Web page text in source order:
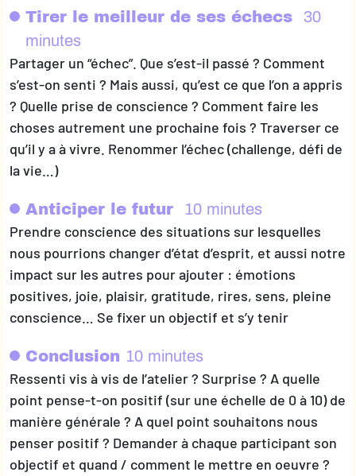
Tirer le meilleur de ses échecs 30
minutes
Partager un “échec”. Que s’est-il passé ? Comment
s’est-on senti ? Mais aussi, qu’est ce que l’on a appris
? Quelle prise de conscience ? Comment faire les
choses autrement une prochaine fois ? Traverser ce
qu’il y a à vivre. Renommer l’échec (challenge, défi de
la vie…)
Anticiper le futur 10 minutes
Prendre conscience des situations sur lesquelles
nous pourrions changer d’état d’esprit, et aussi notre
impact sur les autres pour ajouter : émotions
positives, joie, plaisir, gratitude, rires, sens, pleine
conscience… Se fixer un objectif et s’y tenir
Conclusion 10 minutes
Ressenti vis à vis de l’atelier ? Surprise ? A quelle
point pense-t-on positif (sur une échelle de 0 à 10) de
manière générale ? A quel point souhaitons nous
penser positif ? Demander à chaque participant son
objectif et quand / comment le mettre en oeuvre ?